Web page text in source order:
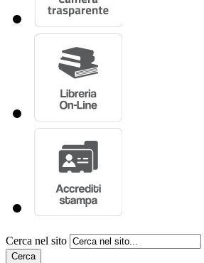
Cerca nel sito
Cerca